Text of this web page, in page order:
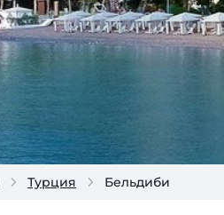
Турция Бельдиби